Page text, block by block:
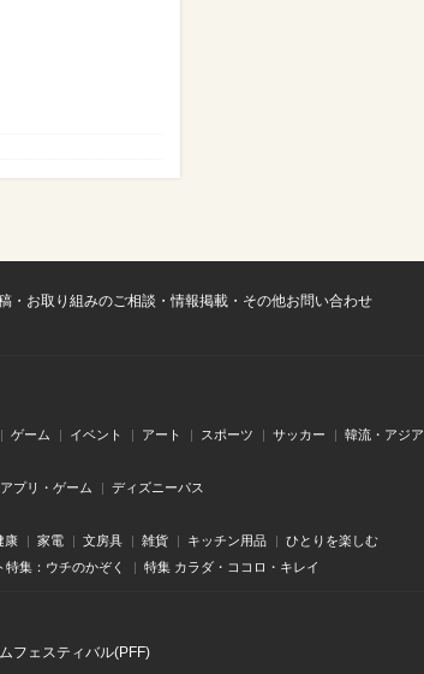
・お取り組みのご相談・情報掲載・その他お問い合わせ
ゲーム イベント アート スポーツ サッカー 韓流・アジア
アプリ・ゲーム ディズニーパス
康 家電 文房具 雑貨 キッチン用品 ひとりを楽しむ
特集：ウチのかぞく 特集 カラダ・ココロ・キレイ
フェスティバル(PFF)